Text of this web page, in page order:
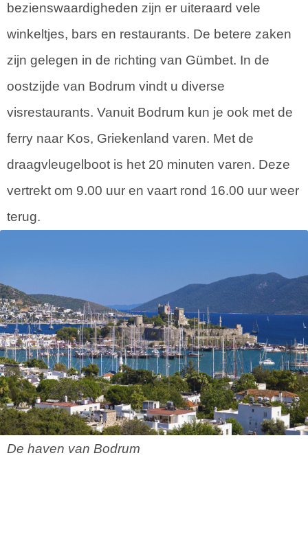
bezienswaardigheden zijn er uiteraard vele
winkeltjes, bars en restaurants. De betere zaken
zijn gelegen in de richting van Gümbet. In de
oostzijde van Bodrum vindt u diverse
visrestaurants. Vanuit Bodrum kun je ook met de
ferry naar Kos, Griekenland varen. Met de
draagvleugelboot is het 20 minuten varen. Deze
vertrekt om 9.00 uur en vaart rond 16.00 uur weer
terug.
De haven van Bodrum